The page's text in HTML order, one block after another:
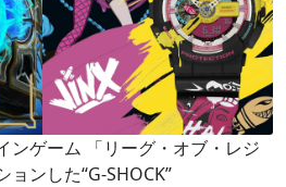
ンゲーム 「リーグ・オブ・レジ
ンした“G-SHOCK”